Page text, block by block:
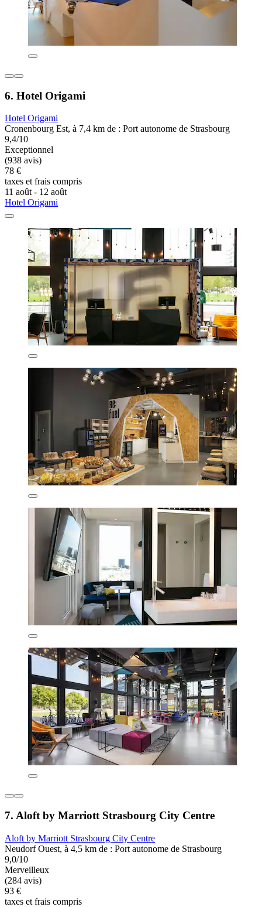
6. Hotel Origami
Hotel Origami
Cronenbourg Est, à 7,4 km de : Port autonome de Strasbourg
9,4/10
Exceptionnel
(938 avis)
78 €
taxes et frais compris
11 août - 12 août
Hotel Origami
7. Aloft by Marriott Strasbourg City Centre
Aloft by Marriott Strasbourg City Centre
Neudorf Ouest, à 4,5 km de : Port autonome de Strasbourg
9,0/10
Merveilleux
(284 avis)
93 €
taxes et frais compris